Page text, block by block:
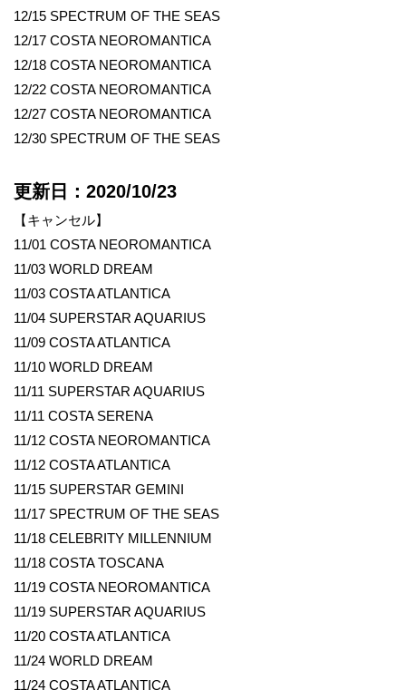
12/15 SPECTRUM OF THE SEAS
12/17 COSTA NEOROMANTICA
12/18 COSTA NEOROMANTICA
12/22 COSTA NEOROMANTICA
12/27 COSTA NEOROMANTICA
12/30 SPECTRUM OF THE SEAS
更新日：2020/10/23
【キャンセル】
11/01 COSTA NEOROMANTICA
11/03 WORLD DREAM
11/03 COSTA ATLANTICA
11/04 SUPERSTAR AQUARIUS
11/09 COSTA ATLANTICA
11/10 WORLD DREAM
11/11 SUPERSTAR AQUARIUS
11/11 COSTA SERENA
11/12 COSTA NEOROMANTICA
11/12 COSTA ATLANTICA
11/15 SUPERSTAR GEMINI
11/17 SPECTRUM OF THE SEAS
11/18 CELEBRITY MILLENNIUM
11/18 COSTA TOSCANA
11/19 COSTA NEOROMANTICA
11/19 SUPERSTAR AQUARIUS
11/20 COSTA ATLANTICA
11/24 WORLD DREAM
11/24 COSTA ATLANTICA